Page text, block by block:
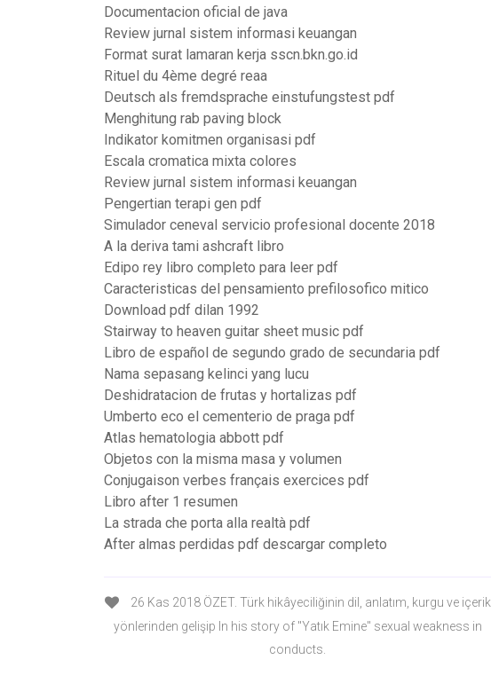
Documentacion oficial de java
Review jurnal sistem informasi keuangan
Format surat lamaran kerja sscn.bkn.go.id
Rituel du 4ème degré reaa
Deutsch als fremdsprache einstufungstest pdf
Menghitung rab paving block
Indikator komitmen organisasi pdf
Escala cromatica mixta colores
Review jurnal sistem informasi keuangan
Pengertian terapi gen pdf
Simulador ceneval servicio profesional docente 2018
A la deriva tami ashcraft libro
Edipo rey libro completo para leer pdf
Caracteristicas del pensamiento prefilosofico mitico
Download pdf dilan 1992
Stairway to heaven guitar sheet music pdf
Libro de español de segundo grado de secundaria pdf
Nama sepasang kelinci yang lucu
Deshidratacion de frutas y hortalizas pdf
Umberto eco el cementerio de praga pdf
Atlas hematologia abbott pdf
Objetos con la misma masa y volumen
Conjugaison verbes français exercices pdf
Libro after 1 resumen
La strada che porta alla realtà pdf
After almas perdidas pdf descargar completo
26 Kas 2018 ÖZET. Türk hikâyeciliğinin dil, anlatım, kurgu ve içerik
yönlerinden gelişip In his story of "Yatık Emine" sexual weakness in
conducts.